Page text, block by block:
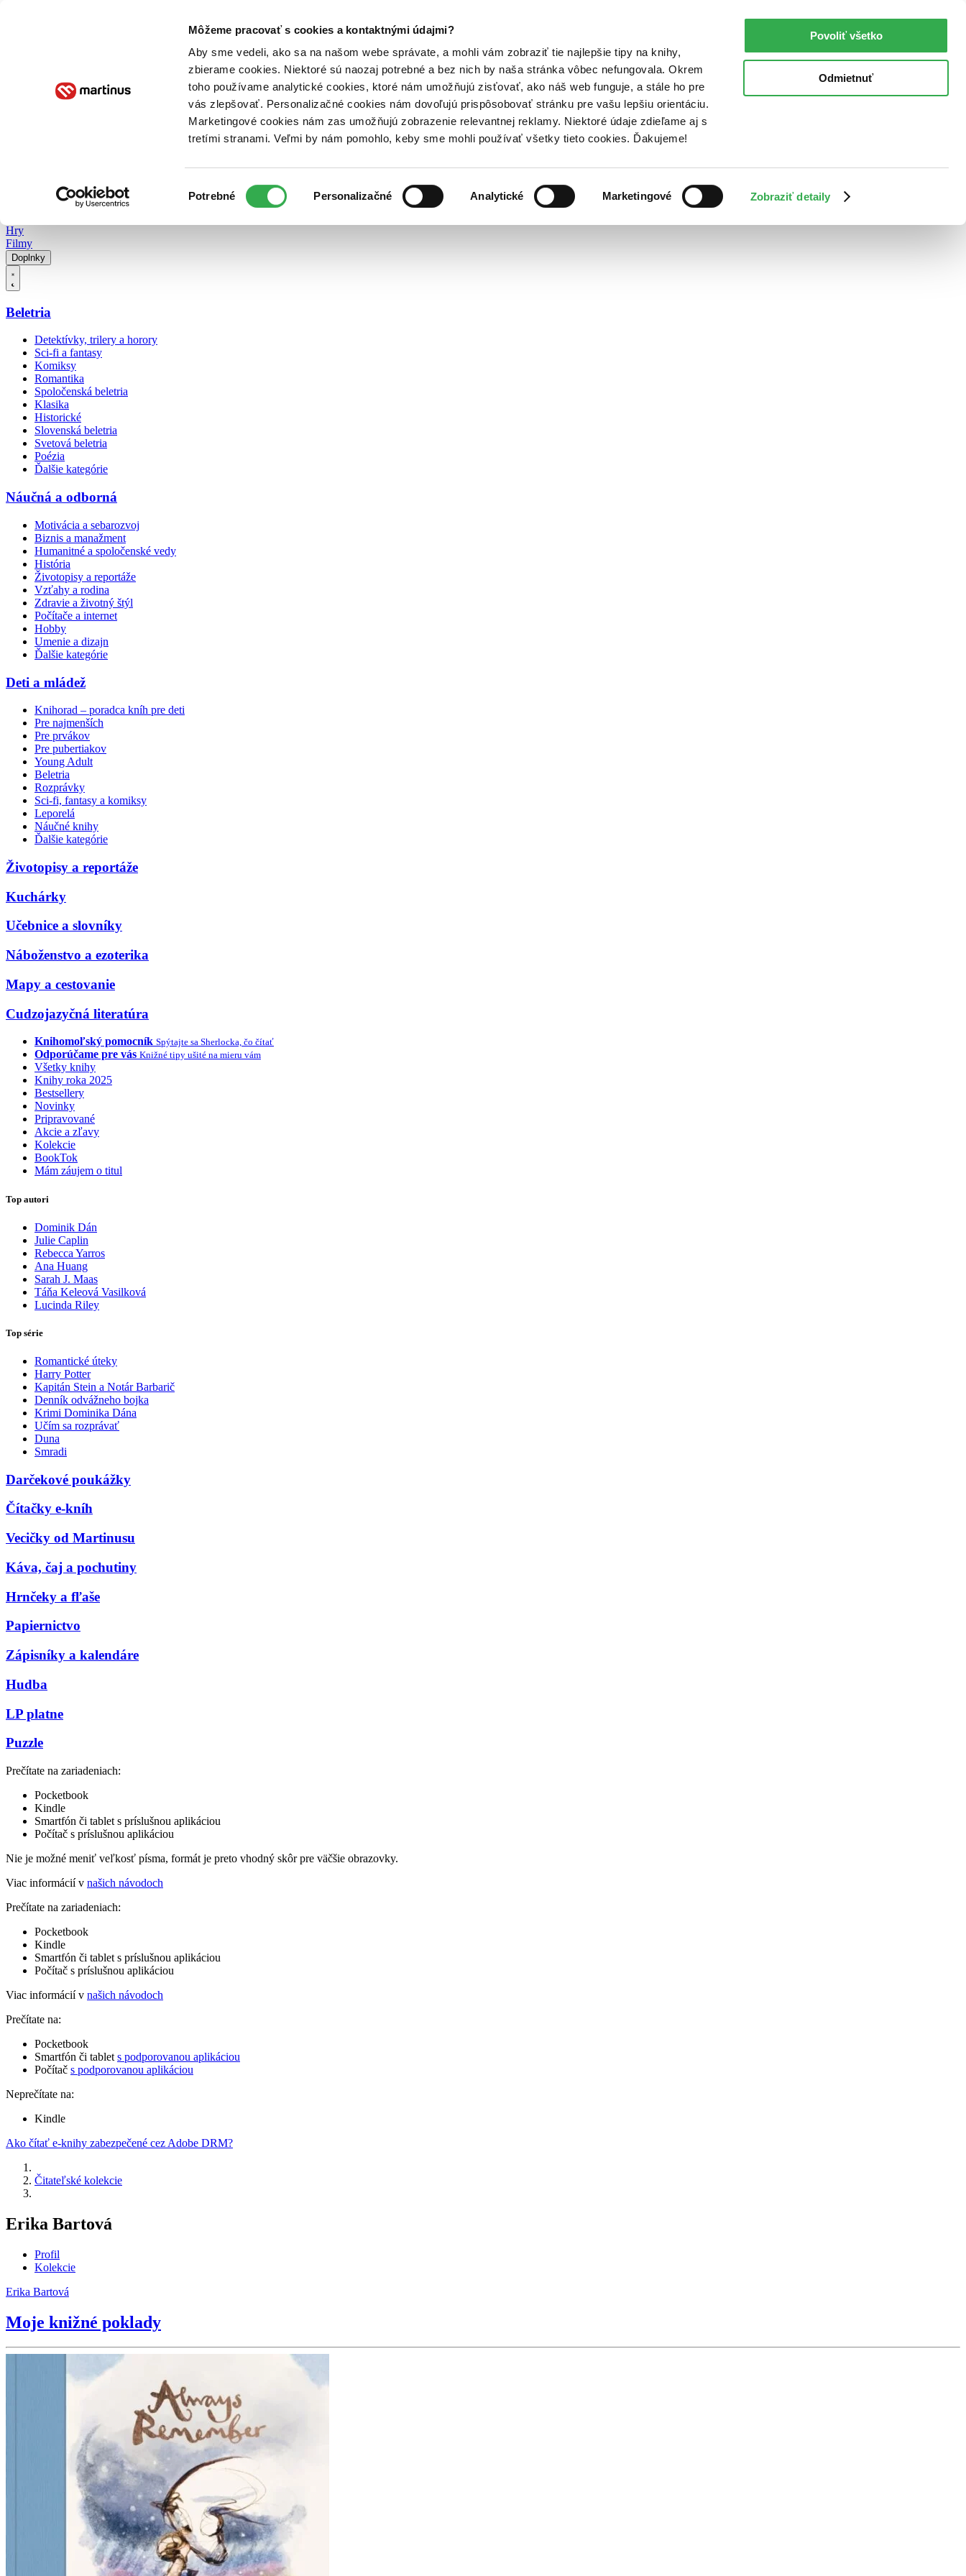
Môžeme pracovať s cookies a kontaktnými údajmi?
Aby sme vedeli, ako sa na našom webe správate, a mohli vám zobraziť tie najlepšie tipy na knihy,
zbierame cookies. Niektoré sú naozaj potrebné a bez nich by naša stránka vôbec nefungovala. Okrem
toho používame analytické cookies, ktoré nám umožňujú zisťovať, ako náš web funguje, a stále ho pre
vás zlepšovať. Personalizačné cookies nám dovoľujú prispôsobovať stránku pre vašu lepšiu orientáciu.
Marketingové cookies nám zas umožňujú zobrazenie relevantnej reklamy. Niektoré údaje zdieľame aj s
tretími stranami. Veľmi by nám pomohlo, keby sme mohli používať všetky tieto cookies. Ďakujeme!
súhlasu
Potrebné Personalizačné Analytické Marketingové Zobraziť detaily
Povoliť všetko
Odmietnuť
Poukážky Kontakt
Hry
Filmy
Doplnky
Beletria
Detektívky, trilery a horory
Sci-fi a fantasy
Komiksy
Romantika
Spoločenská beletria
Klasika
Historické
Slovenská beletria
Svetová beletria
Poézia
Ďalšie kategórie
Náučná a odborná
Motivácia a sebarozvoj
Biznis a manažment
Humanitné a spoločenské vedy
História
Životopisy a reportáže
Vzťahy a rodina
Zdravie a životný štýl
Počítače a internet
Hobby
Umenie a dizajn
Ďalšie kategórie
Deti a mládež
Knihorad – poradca kníh pre deti
Pre najmenších
Pre prvákov
Pre pubertiakov
Young Adult
Beletria
Rozprávky
Sci-fi, fantasy a komiksy
Leporelá
Náučné knihy
Ďalšie kategórie
Životopisy a reportáže
Kuchárky
Učebnice a slovníky
Náboženstvo a ezoterika
Mapy a cestovanie
Cudzojazyčná literatúra
Knihomoľský pomocník Spýtajte sa Sherlocka, čo čítať
Odporúčame pre vás Knižné tipy ušité na mieru vám
Všetky knihy
Knihy roka 2025
Bestsellery
Novinky
Pripravované
Akcie a zľavy
Kolekcie
BookTok
Mám záujem o titul
Top autori
Dominik Dán
Julie Caplin
Rebecca Yarros
Ana Huang
Sarah J. Maas
Táňa Keleová Vasilková
Lucinda Riley
Top série
Romantické úteky
Harry Potter
Kapitán Stein a Notár Barbarič
Denník odvážneho bojka
Krimi Dominika Dána
Učím sa rozprávať
Duna
Smradi
Darčekové poukážky
Čítačky e-kníh
Vecičky od Martinusu
Káva, čaj a pochutiny
Hrnčeky a fľaše
Papiernictvo
Zápisníky a kalendáre
Hudba
LP platne
Puzzle
Prečítate na zariadeniach:
Pocketbook
Kindle
Smartfón či tablet s príslušnou aplikáciou
Počítač s príslušnou aplikáciou
Nie je možné meniť veľkosť písma, formát je preto vhodný skôr pre väčšie obrazovky.
Viac informácií v našich návodoch
Prečítate na zariadeniach:
Pocketbook
Kindle
Smartfón či tablet s príslušnou aplikáciou
Počítač s príslušnou aplikáciou
Viac informácií v našich návodoch
Prečítate na:
Pocketbook
Smartfón či tablet s podporovanou aplikáciou
Počítač s podporovanou aplikáciou
Neprečítate na:
Kindle
Ako čítať e-knihy zabezpečené cez Adobe DRM?
Čitateľské kolekcie
Erika Bartová
Profil
Kolekcie
Erika Bartová
Moje knižné poklady